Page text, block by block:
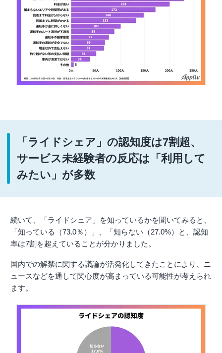
「ライドシェア」の認知度は7割超、
サービス未経験者の反応は「利用して
みたい」が多数
続いて、「ライドシェア」を知っているかを聞いてみると、
「知っている（73.0％）」、「知らない（27.0%）と、認知
率は7割を超えていることが分かりました。
国内での解禁に関する議論が活発化してきたことにより、ニ
ュースなどを通して関心度が高まっている可能性が考えられ
ます。